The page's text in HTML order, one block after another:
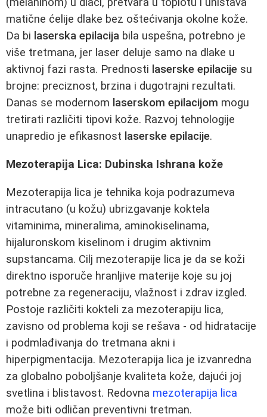
(melaninom) u dlaci, pretvara u toplotu i uništava
matične ćelije dlake bez oštećivanja okolne kože.
Da bi laserska epilacija bila uspešna, potrebno je
više tretmana, jer laser deluje samo na dlake u
aktivnoj fazi rasta. Prednosti laserske epilacije su
brojne: preciznost, brzina i dugotrajni rezultati.
Danas se modernom laserskom epilacijom mogu
tretirati različiti tipovi kože. Razvoj tehnologije
unapredio je efikasnost laserske epilacije.
Mezoterapija Lica: Dubinska Ishrana kože
Mezoterapija lica je tehnika koja podrazumeva
intracutano (u kožu) ubrizgavanje koktela
vitaminima, mineralima, aminokiselinama,
hijaluronskom kiselinom i drugim aktivnim
supstancama. Cilj mezoterapije lica je da se koži
direktno isporuče hranljive materije koje su joj
potrebne za regeneraciju, vlažnost i zdrav izgled.
Postoje različiti kokteli za mezoterapiju lica,
zavisno od problema koji se rešava - od hidratacije
i podmlađivanja do tretmana akni i
hiperpigmentacija. Mezoterapija lica je izvanredna
za globalno poboljšanje kvaliteta kože, dajući joj
svetlina i blistavost. Redovna mezoterapija lica
može biti odličan preventivni tretman.